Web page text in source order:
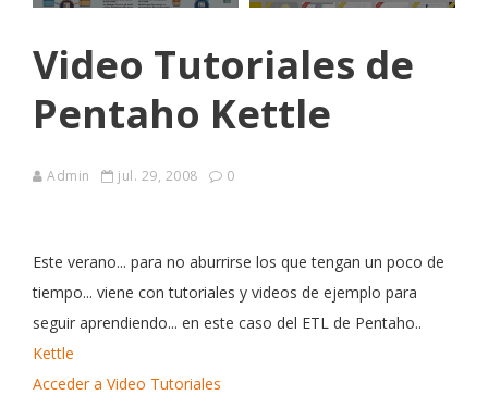
Video Tutoriales de
Pentaho Kettle
Admin jul. 29, 2008 0
Este verano... para no aburrirse los que tengan un poco de
tiempo... viene con tutoriales y videos de ejemplo para
seguir aprendiendo... en este caso del ETL de Pentaho..
Kettle
Acceder a Video Tutoriales